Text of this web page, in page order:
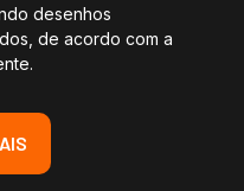
desenhos
de acordo com a